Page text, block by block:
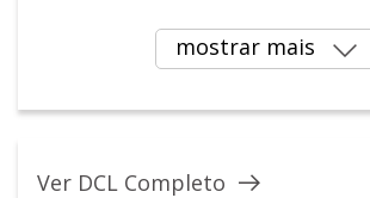
mostrar mais
Ver DCL Completo